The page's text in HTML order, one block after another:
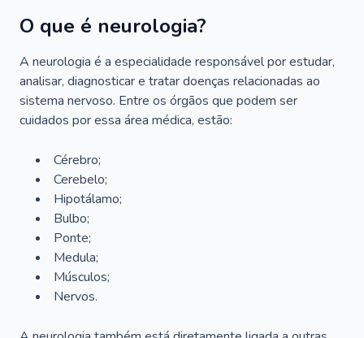
O que é neurologia?
A neurologia é a especialidade responsável por estudar,
analisar, diagnosticar e tratar doenças relacionadas ao
sistema nervoso. Entre os órgãos que podem ser
cuidados por essa área médica, estão:
Cérebro;
Cerebelo;
Hipotálamo;
Bulbo;
Ponte;
Medula;
Músculos;
Nervos.